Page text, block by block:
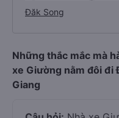
Đăk Song
Những thắc mắc mà
xe Giường nằm đôi đi
Giang